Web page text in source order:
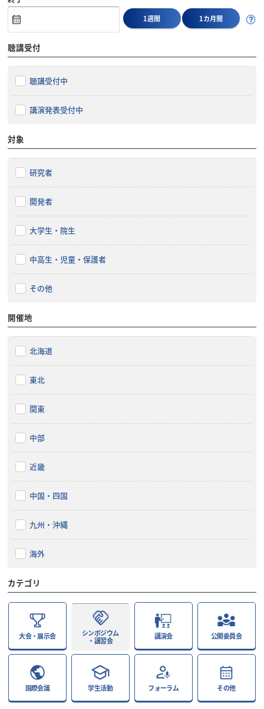
1週間 1カ月間
聴講受付
聴講受付中
講演発表受付中
対象
研究者
開発者
大学生・院生
中高生・児童・保護者
その他
開催地
北海道
東北
関東
中部
近畿
中国・四国
九州・沖縄
海外
カテゴリ
大会・展示会
シンポジウム
・講習会
講演会 公開委員会
国際会議 学生活動 フォーラム その他